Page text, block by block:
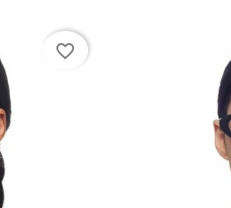
favorite_border